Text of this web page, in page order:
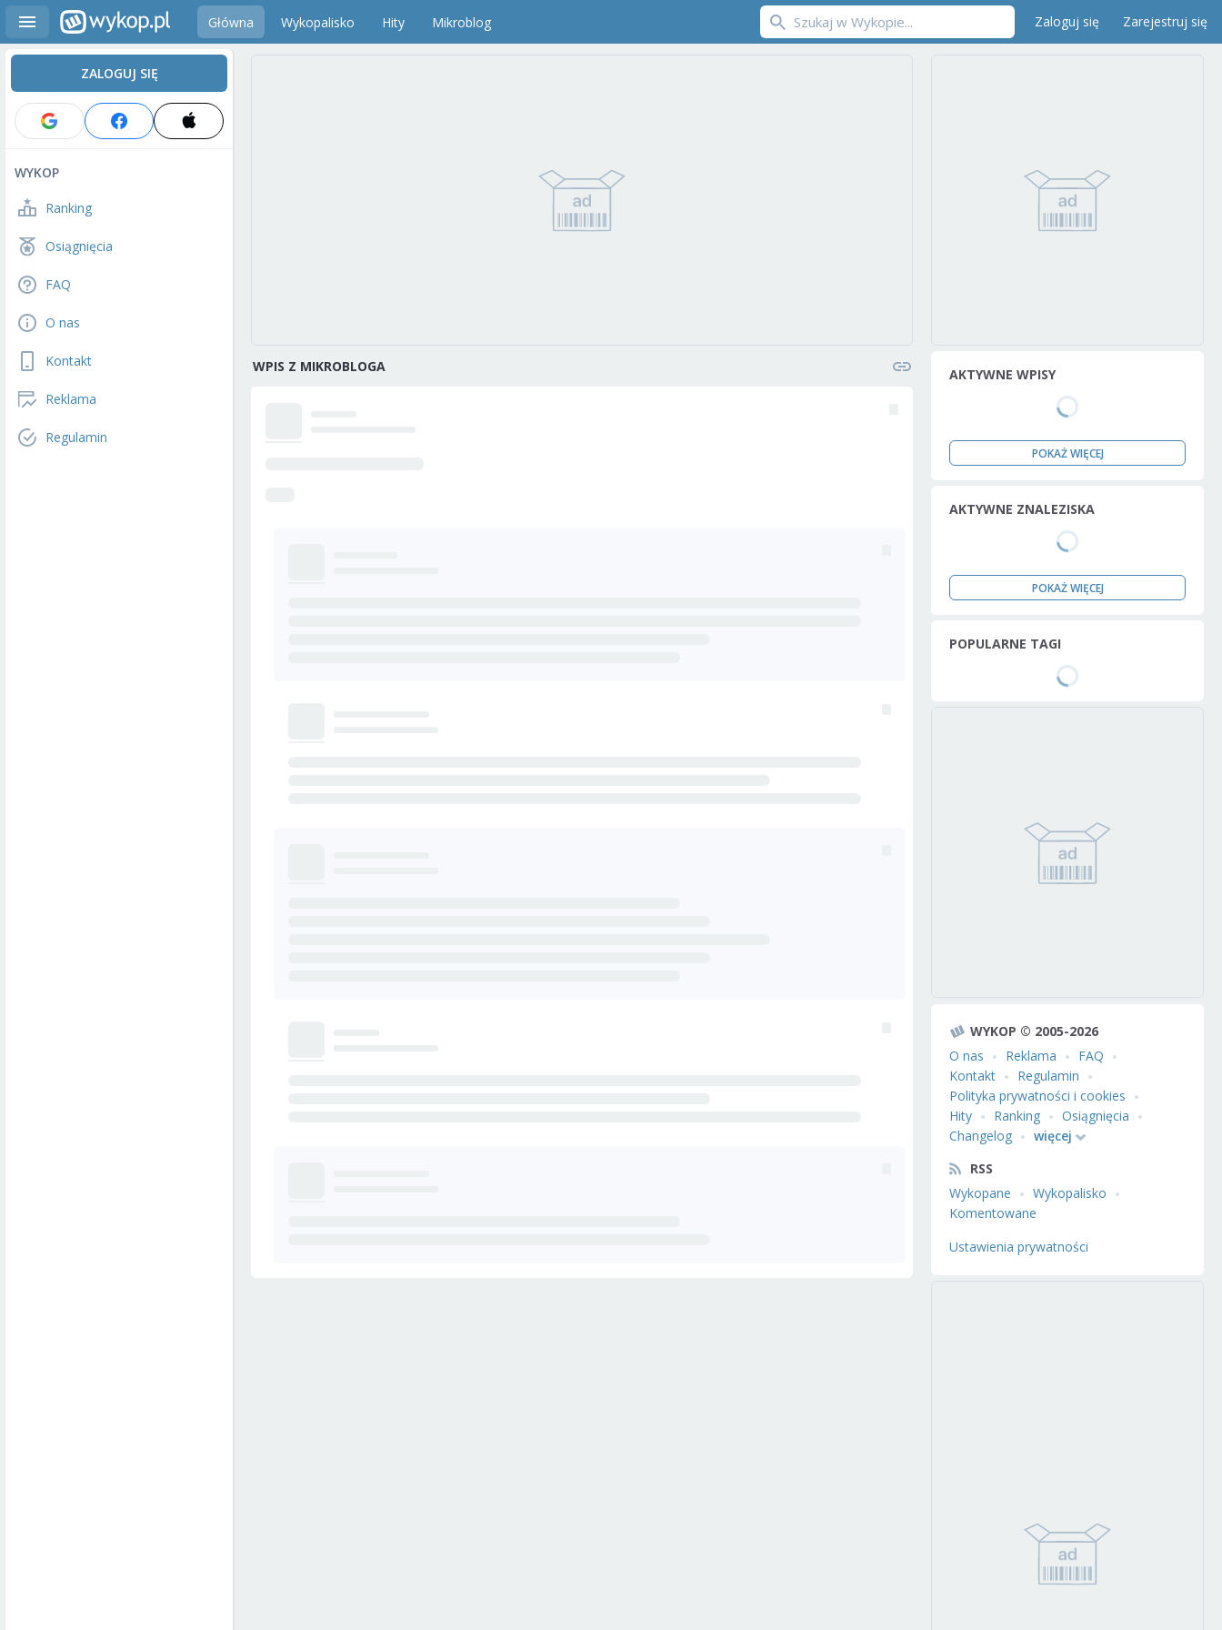
Główna Wykopalisko Hity Mikroblog Zaloguj się Zarejestruj się
ZALOGUJ SIĘ
WYKOP
Ranking
Osiągnięcia
FAQ
O nas
Kontakt
Reklama
Regulamin
WPIS Z MIKROBLOGA AKTYWNE WPISY
POKAŻ WIĘCEJ
AKTYWNE ZNALEZISKA
POKAŻ WIĘCEJ
POPULARNE TAGI
WYKOP © 2005-2026
O nas
Reklama
FAQ
Kontakt
Regulamin
Polityka prywatności i cookies
Hity
Ranking
Osiągnięcia
Changelog
więcej
RSS
Wykopane
Wykopalisko
Komentowane
Ustawienia prywatności